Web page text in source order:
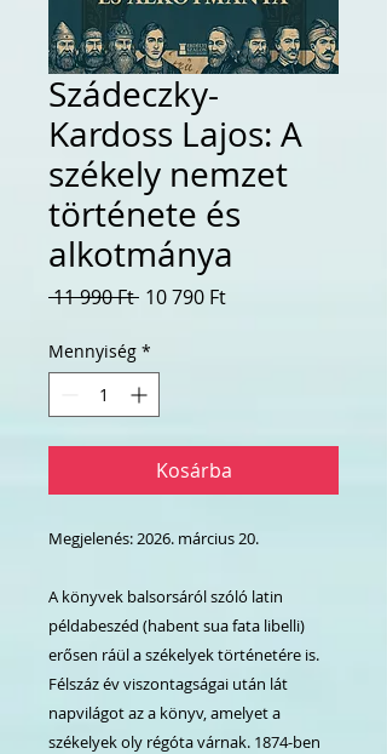
Szádeczky-
Kardoss Lajos: A
székely nemzet
története és
alkotmánya
11 990 Ft Szokásos
10 790 FtAkciós
Mennyiség *
Kosárba
Megjelenés: 2026. március 20.
A könyvek balsorsáról szóló latin
példabeszéd (habent sua fata libelli)
erősen ráül a székelyek történetére is.
Félszáz év viszontagságai után lát
napvilágot az a könyv, amelyet a
székelyek oly régóta várnak. 1874-ben